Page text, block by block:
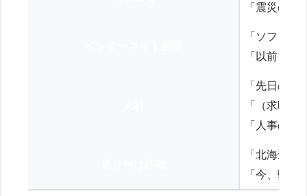
「震災の
「ソフト
「以前、
「先日の
「（求職
「人事の方
「北海道
「今、弊